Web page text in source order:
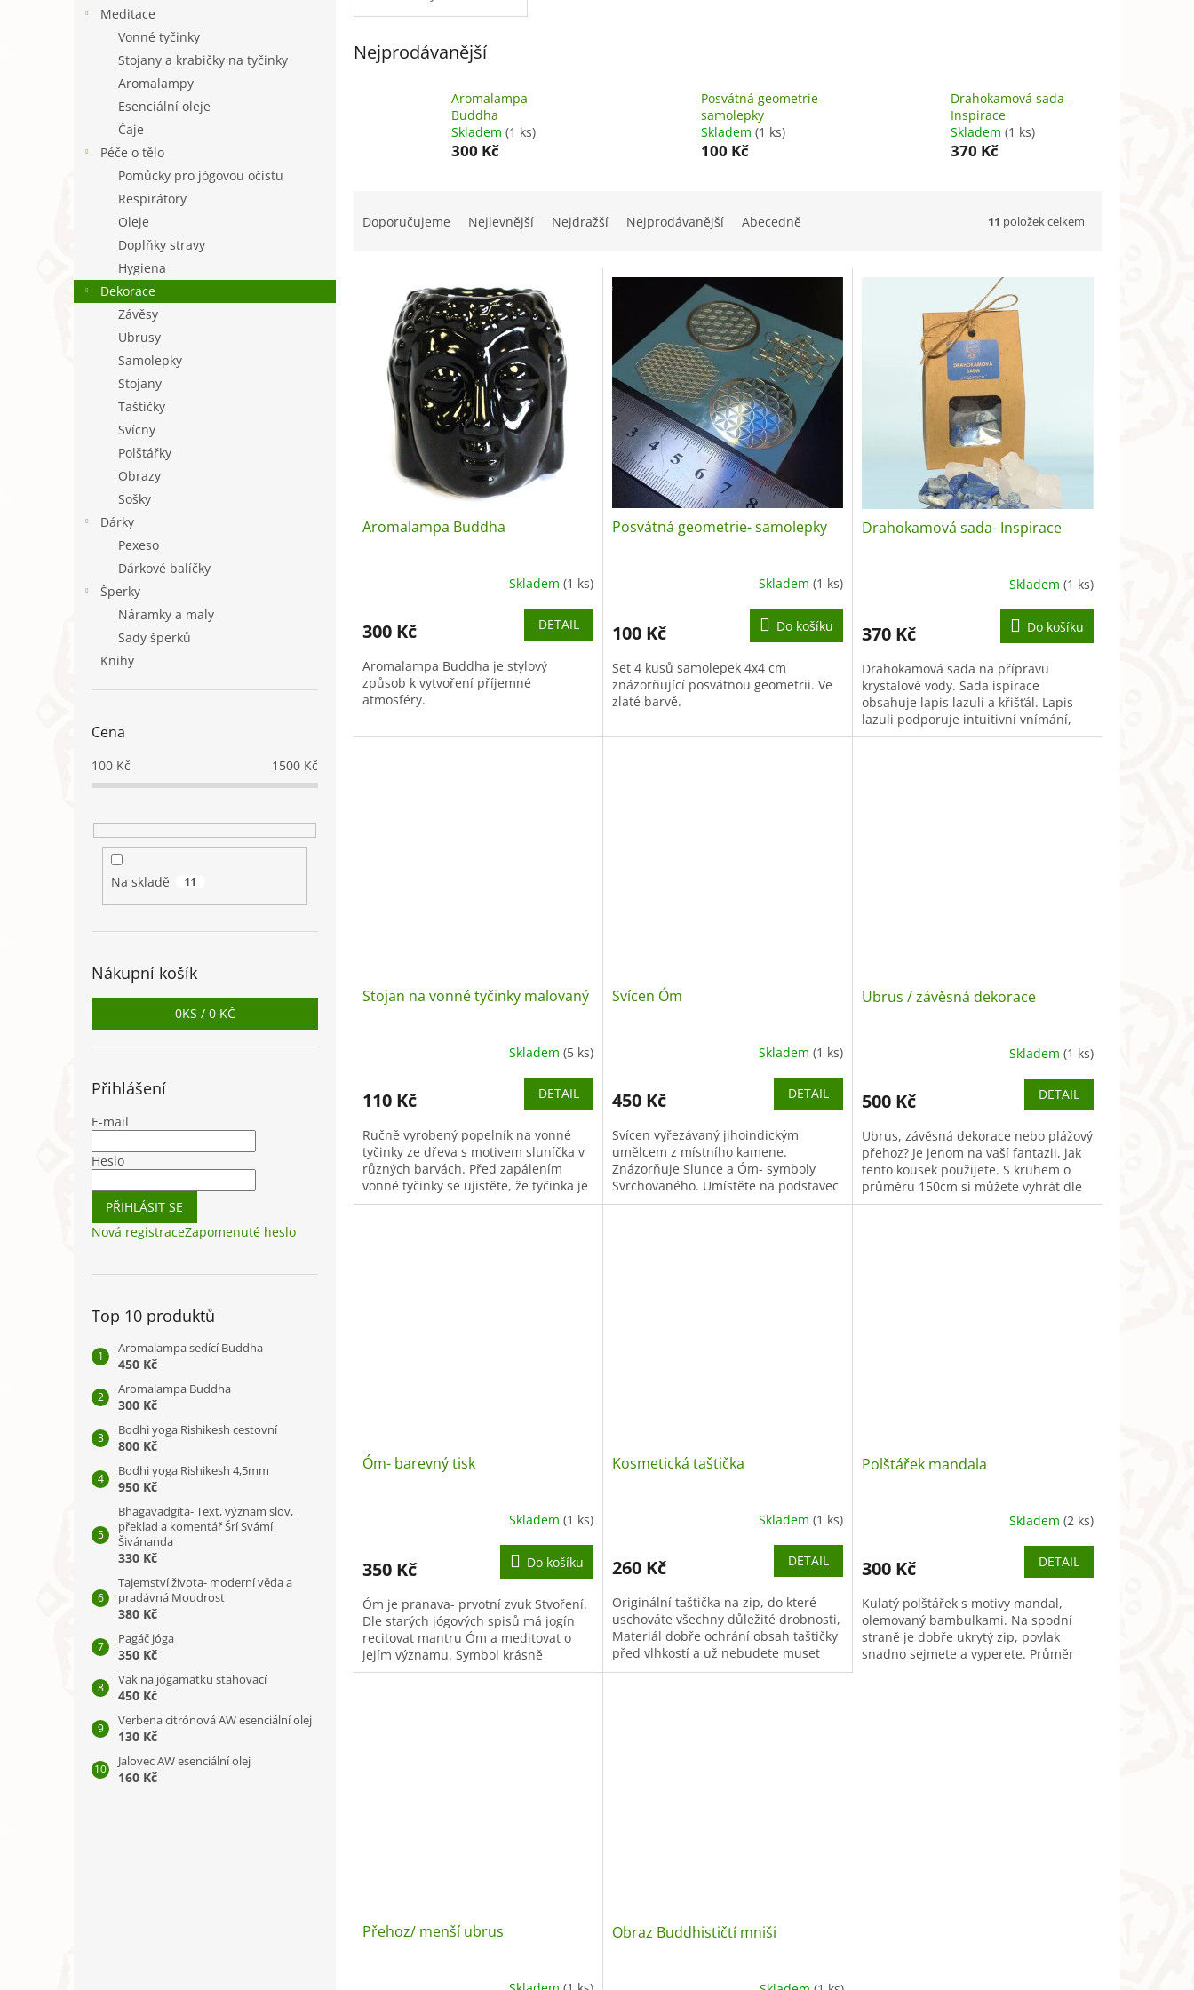
Meditace
Vonné tyčinky
Stojany a krabičky na tyčinky
Aromalampy
Esenciální oleje
Čaje
Péče o tělo
Pomůcky pro jógovou očistu
Respirátory
Oleje
Doplňky stravy
Hygiena
Dekorace
Závěsy
Ubrusy
Samolepky
Stojany
Taštičky
Svícny
Polštářky
Obrazy
Sošky
Dárky
Pexeso
Dárkové balíčky
Šperky
Náramky a maly
Sady šperků
Knihy
Cena
100 Kč 1500 Kč
Na skladě 11
Nákupní košík
0KS / 0 KČ
Přihlášení
E-mail
Heslo
PŘIHLÁSIT SE
Nová registraceZapomenuté heslo
Top 10 produktů
Aromalampa sedící Buddha
450 Kč
Aromalampa Buddha
300 Kč
Bodhi yoga Rishikesh cestovní
800 Kč
Bodhi yoga Rishikesh 4,5mm
950 Kč
Bhagavadgíta- Text, význam slov,
překlad a komentář Šrí Svámí
Šivánanda
330 Kč
Tajemství života- moderní věda a
pradávná Moudrost
380 Kč
Pagáč jóga
350 Kč
Vak na jógamatku stahovací
450 Kč
Verbena citrónová AW esenciální olej
130 Kč
Jalovec AW esenciální olej
160 Kč
Nejprodávanější
Aromalampa
Buddha
Skladem (1 ks)
300 Kč
Posvátná geometrie-
samolepky
Skladem (1 ks)
100 Kč
Drahokamová sada-
Inspirace
Skladem (1 ks)
370 Kč
Doporučujeme Nejlevnější Nejdražší Nejprodávanější Abecedně 11 položek celkem
Aromalampa Buddha
Skladem (1 ks)
300 Kč DETAIL
Aromalampa Buddha je stylový
způsob k vytvoření příjemné
atmosféry.
Posvátná geometrie- samolepky
Skladem (1 ks)
100 Kč Do košíku
Set 4 kusů samolepek 4x4 cm
znázorňující posvátnou geometrii. Ve
zlaté barvě.
Drahokamová sada- Inspirace
Skladem (1 ks)
370 Kč Do košíku
Drahokamová sada na přípravu
krystalové vody. Sada ispirace
obsahuje lapis lazuli a křišťál. Lapis
lazuli podporuje intuitivní vnímání,
jasné rozlišování, křišťál napomáhá...
Stojan na vonné tyčinky malovaný
Skladem (5 ks)
110 Kč DETAIL
Ručně vyrobený popelník na vonné
tyčinky ze dřeva s motivem sluníčka v
různých barvách. Před zapálením
vonné tyčinky se ujistěte, že tyčinka je
umístěna tek, že popel z ní bude...
Svícen Óm
Skladem (1 ks)
450 Kč DETAIL
Svícen vyřezávaný jihoindickým
umělcem z místního kamene.
Znázorňuje Slunce a Óm- symboly
Svrchovaného. Umístěte na podstavec
čajovou svíčku a po uzavření svrchní
Ubrus / závěsná dekorace
Skladem (1 ks)
500 Kč DETAIL
Ubrus, závěsná dekorace nebo plážový
přehoz? Je jenom na vaší fantazii, jak
tento kousek použijete. S kruhem o
průměru 150cm si můžete vyhrát dle
vlastních představ.
Óm- barevný tisk
Skladem (1 ks)
350 Kč Do košíku
Óm je pranava- prvotní zvuk Stvoření.
Dle starých jógových spisů má jogín
recitovat mantru Óm a meditovat o
jejím významu. Symbol krásně
harmonizuje prostředí pro praxi jógy...
Kosmetická taštička
Skladem (1 ks)
260 Kč DETAIL
Originální taštička na zip, do které
uschováte všechny důležité drobnosti,
Materiál dobře ochrání obsah taštičky
před vlhkostí a už nebudete muset
prohledávat svůj velký batoh...
Polštářek mandala
Skladem (2 ks)
300 Kč DETAIL
Kulatý polštářek s motivy mandal,
olemovaný bambulkami. Na spodní
straně je dobře ukrytý zip, povlak
snadno sejmete a vyperete. Průměr
Přehoz/ menší ubrus Obraz Buddhističtí mniši